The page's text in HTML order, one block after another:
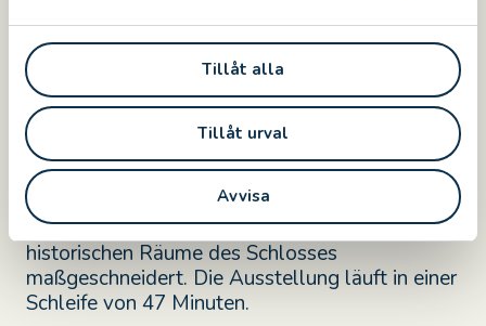
Tillåt alla
Tillåt urval
Avvisa
begleitet. Eine nachgebaute japanische Brücke
in der Ausstellung lädt die Besuchenden ein,
selbst Teil des berühmten Kunstwerks von
Claude Monet zu werden.
Die Schau war bereits in mehreren Städten in
der ganzen Welt zu Besuch, wie Mexico City,
Beijing, Moskau, Rom und Sydney. In Kalmar
wurde sie von Grande Experiences für die
historischen Räume des Schlosses
maßgeschneidert. Die Ausstellung läuft in einer
Schleife von 47 Minuten.